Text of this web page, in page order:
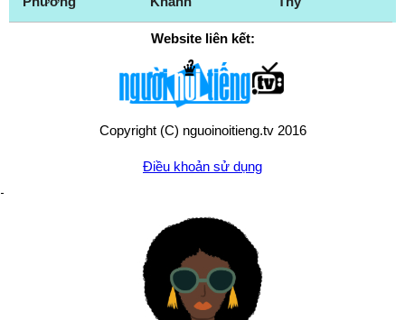
Website liên kết:
Copyright (C) nguoinoitieng.tv 2016
Điều khoản sử dụng
Chính sách quyền riêng tư